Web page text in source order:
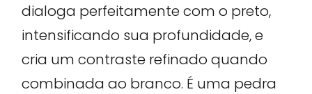
dialoga perfeitamente com o preto,
intensificando sua profundidade, e
cria um contraste refinado quando
combinada ao branco. É uma pedra